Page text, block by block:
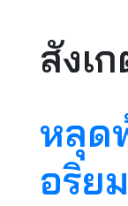
สังเ
หลุด
อริย